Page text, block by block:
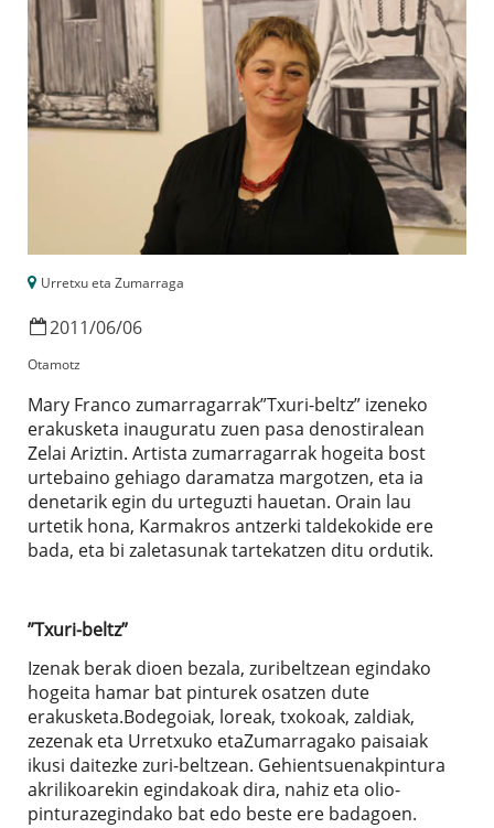
Urretxu eta Zumarraga
2011/06/06
Otamotz
Mary Franco zumarragarrak”Txuri-beltz” izeneko
erakusketa inauguratu zuen pasa denostiralean
Zelai Ariztin. Artista zumarragarrak hogeita bost
urtebaino gehiago daramatza margotzen, eta ia
denetarik egin du urteguzti hauetan. Orain lau
urtetik hona, Karmakros antzerki taldekokide ere
bada, eta bi zaletasunak tartekatzen ditu ordutik.
”Txuri-beltz”
Izenak berak dioen bezala, zuribeltzean egindako
hogeita hamar bat pinturek osatzen dute
erakusketa.Bodegoiak, loreak, txokoak, zaldiak,
zezenak eta Urretxuko etaZumarragako paisaiak
ikusi daitezke zuri-beltzean. Gehientsuenakpintura
akrilikoarekin egindakoak dira, nahiz eta olio-
pinturazegindako bat edo beste ere badagoen.